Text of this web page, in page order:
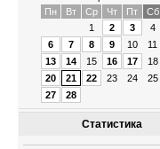
Пн
Вт Ср Чт Пт Сб
1
2 3 4
6
7 8 9 10 11
13
14 15 16 17 18
20
21 22 23 24 25
27
28
Статистика